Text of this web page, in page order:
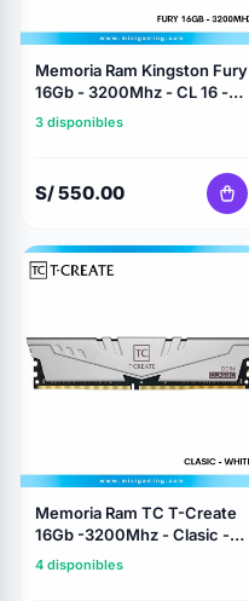
Memoria Ram Kingston Fury
16Gb - 3200Mhz - CL 16 -
Ddr4 - Black
3 disponibles
S/ 550.00
Memoria Ram TC T-Create
16Gb -3200Mhz - Clasic -
White - Ddr4
4 disponibles